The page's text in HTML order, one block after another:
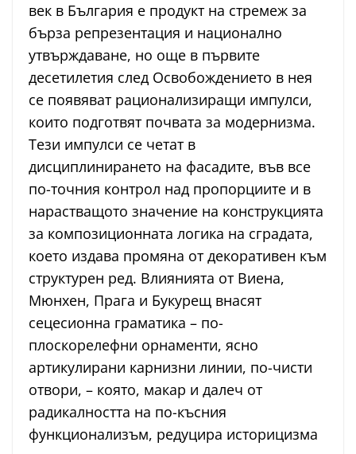
век в България е продукт на стремеж за
бърза репрезентация и национално
утвърждаване, но още в първите
десетилетия след Освобождението в нея
се появяват рационализиращи импулси,
които подготвят почвата за модернизма.
Тези импулси се четат в
дисциплинирането на фасадите, във все
по-точния контрол над пропорциите и в
нарастващото значение на конструкцията
за композиционната логика на сградата,
което издава промяна от декоративен към
структурен ред. Влиянията от Виена,
Мюнхен, Прага и Букурещ внасят
сецесионна граматика – по-
плоскорелефни орнаменти, ясно
артикулирани карнизни линии, по-чисти
отвори, – която, макар и далеч от
радикалността на по-късния
функционализъм, редуцира историцизма